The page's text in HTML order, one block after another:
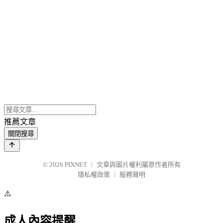
推薦文章
關閉搜尋
© 2026 PIXNET
文章與圖片權利屬原作者所有
隱私權政策
服務聲明
⚠️